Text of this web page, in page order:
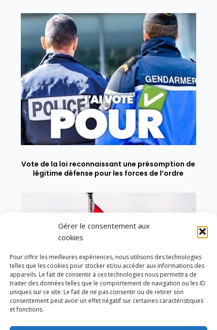
Gérer le consentement aux
cookies
Pour offrir les meilleures expériences, nous utilisons des technologies
telles que les cookies pour stocker et/ou accéder aux informations des
appareils. Le fait de consentir à ces technologies nous permettra de
traiter des données telles que le comportement de navigation ou les ID
uniques sur ce site. Le fait de ne pas consentir ou de retirer son
consentement peut avoir un effet négatif sur certaines caractéristiques
et fonctions.
Vote de la loi reconnaissant une présomption de
légitime défense pour les forces de l’ordre